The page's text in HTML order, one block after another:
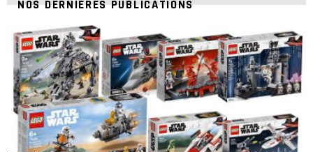
NOS DERNIÈRES PUBLICATIONS